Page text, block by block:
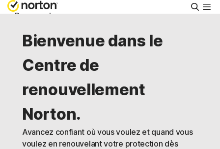
Personnel
Small Business
Support
Essayer gratuitement
Bienvenue dans le
Centre de
renouvellement
Norton.
Avancez confiant où vous voulez et quand vous
voulez en renouvelant votre protection dès